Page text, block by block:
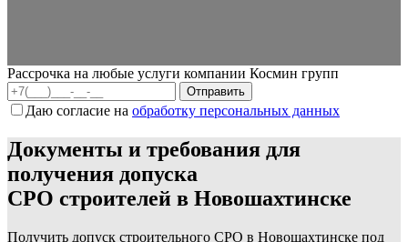
Рассрочка на любые услуги компании Космин групп
Даю согласие на обработку персональных данных
Документы и требования для
получения допуска
СРО строителей в Новошахтинске
Получить допуск строительного СРО в Новошахтинске под